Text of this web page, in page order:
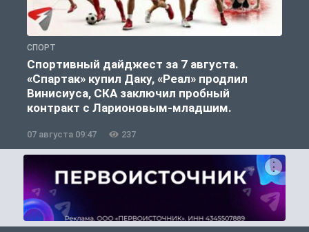
СПОРТ
Спортивный дайджест за 7 августа.
«Спартак» купил Даку, «Реал» продлил
Винисиуса, СКА заключил пробный
контракт с Ларионовым-младшим.
07 августа 09:47 237